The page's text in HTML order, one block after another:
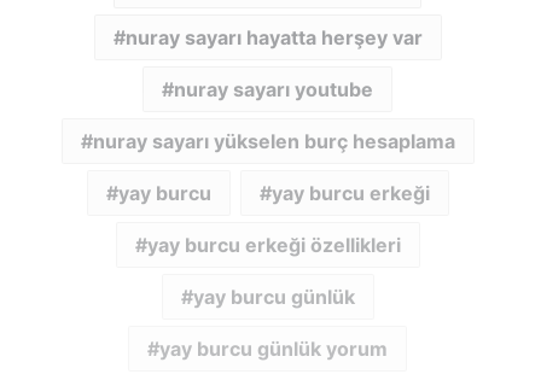
nuray sayarı hayatta herşey var
nuray sayarı youtube
nuray sayarı yükselen burç hesaplama
yay burcu yay burcu erkeği
yay burcu erkeği özellikleri
yay burcu günlük
yay burcu günlük yorum